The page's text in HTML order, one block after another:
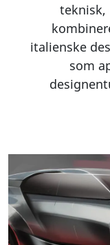
teknisk,
italienske
som